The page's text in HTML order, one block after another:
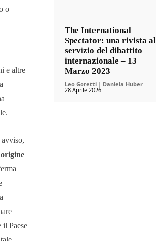
o
e altre
avviso,
origine
il Paese
The International
Spectator: una rivista al
servizio del dibattito
internazionale – 13
Marzo 2023
Leo Goretti | Daniela Huber -
28 Aprile 2026